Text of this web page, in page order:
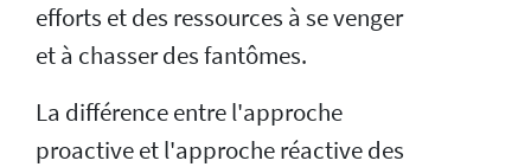
efforts et des ressources à se venger
et à chasser des fantômes.
La différence entre l'approche
proactive et l'approche réactive des